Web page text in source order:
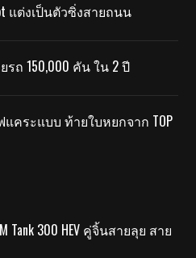
แต่งเป็นตัวซิ่งสายถนน
รถ 150,000 คัน ใน 2 ปี
ฟแคระแบบ ท้ายใบหยกจาก TOP
Tank 300 HEV คู่จิ้นสายลุย สาย